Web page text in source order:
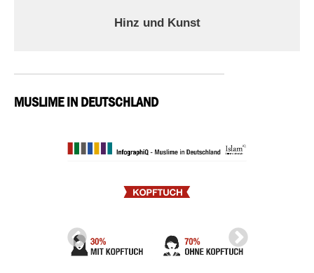
Hinz und Kunst
MUSLIME IN DEUTSCHLAND